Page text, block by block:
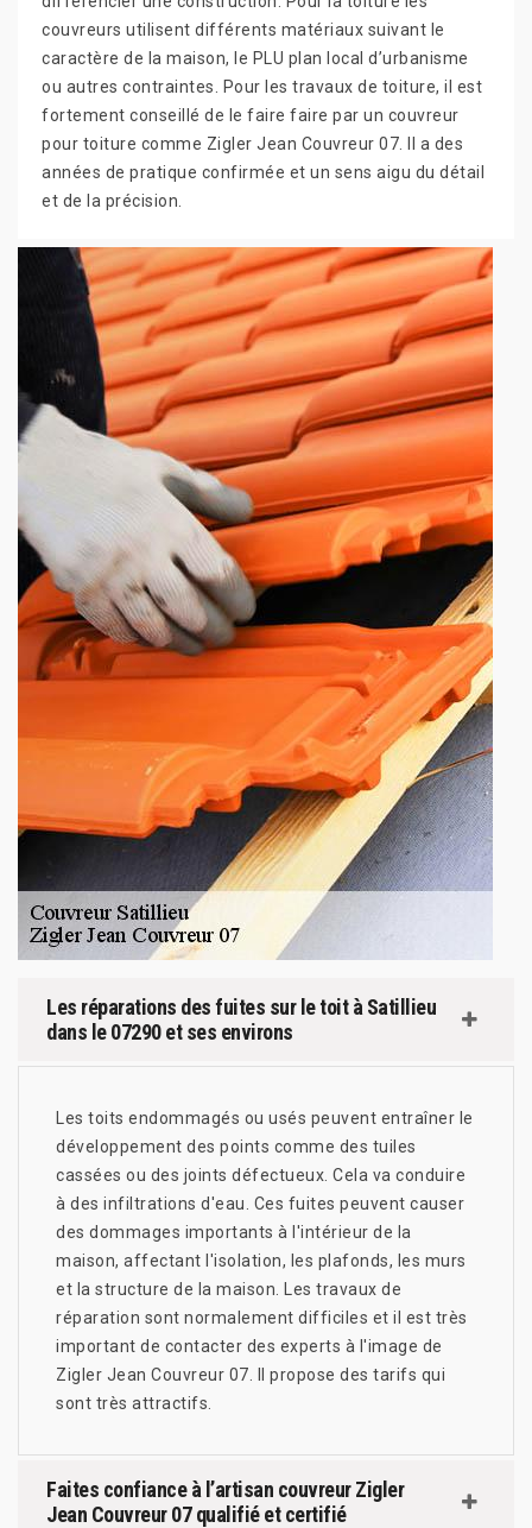
couvreurs utilisent différents matériaux suivant le
caractère de la maison, le PLU plan local d’urbanisme
ou autres contraintes. Pour les travaux de toiture, il est
fortement conseillé de le faire faire par un couvreur
pour toiture comme Zigler Jean Couvreur 07. Il a des
années de pratique confirmée et un sens aigu du détail
et de la précision.
Les réparations des fuites sur le toit à Satillieu
dans le 07290 et ses environs
Les toits endommagés ou usés peuvent entraîner le
développement des points comme des tuiles
cassées ou des joints défectueux. Cela va conduire
à des infiltrations d'eau. Ces fuites peuvent causer
des dommages importants à l'intérieur de la
maison, affectant l'isolation, les plafonds, les murs
et la structure de la maison. Les travaux de
réparation sont normalement difficiles et il est très
important de contacter des experts à l'image de
Zigler Jean Couvreur 07. Il propose des tarifs qui
sont très attractifs.
Faites confiance à l’artisan couvreur Zigler
Jean Couvreur 07 qualifié et certifié